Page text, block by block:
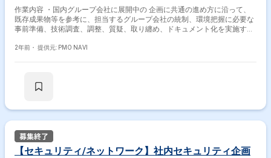
作業内容 ・国内グループ会社に展開中の 企画に共通の進め方に沿って、
既存成果物等を参考に、担当するグループ会社の統制、環境把握に必要な
事前準備、技術調査、調整、質疑、取り纏め、ドキュメント化を実施す
存度も高い為、 的を得た効率的な準備・質疑運営と、外部ベンダに対して
2年前・ 提供元: PMO NAVI
【セキュリティ/ネットワーク】社内セキュリティ企画